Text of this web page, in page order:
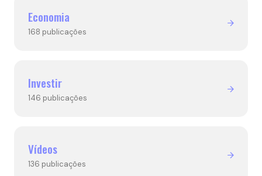
Economia
168 publicações
Investir
146 publicações
Vídeos
136 publicações